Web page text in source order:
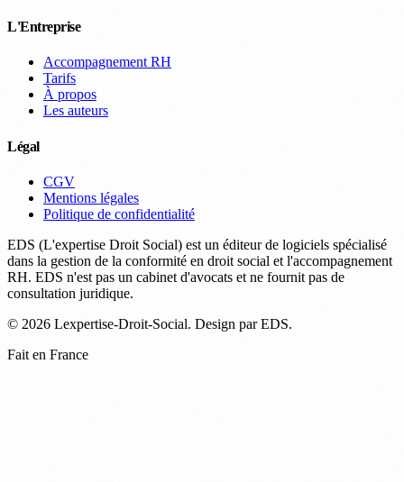
L'Entreprise
Accompagnement RH
Tarifs
À propos
Les auteurs
Légal
CGV
Mentions légales
Politique de confidentialité
EDS (L'expertise Droit Social) est un éditeur de logiciels spécialisé
dans la gestion de la conformité en droit social et l'accompagnement
RH. EDS n'est pas un cabinet d'avocats et ne fournit pas de
consultation juridique.
© 2026 Lexpertise-Droit-Social. Design par EDS.
Fait en France